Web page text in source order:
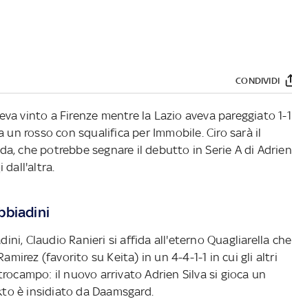
CONDIVIDI
vinto a Firenze mentre la Lazio aveva pareggiato 1-1
un rosso con squalifica per Immobile. Ciro sarà il
che potrebbe segnare il debutto in Serie A di Adrien
dall'altra.
Claudio Ranieri si affida all'eterno Quagliarella che
(favorito su Keita) in un 4-4-1-1 in cui gli altri
il nuovo arrivato Adrien Silva si gioca un
è insidiato da Daamsgard.